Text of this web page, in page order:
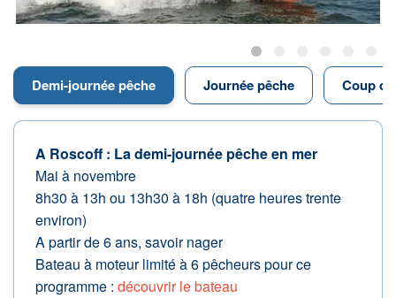
Demi-journée pêche Journée pêche Coup
A Roscoff : La demi-journée pêche en mer
Mai à novembre
8h30 à 13h ou 13h30 à 18h (quatre heures trente
environ)
A partir de 6 ans, savoir nager
Bateau à moteur limité à 6 pêcheurs pour ce
programme : découvrir le bateau